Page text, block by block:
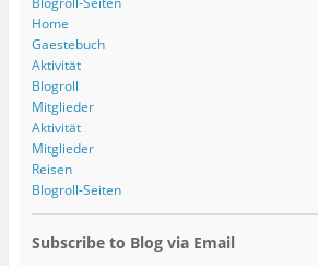
Home
Gaestebuch
Aktivität
Blogroll
Mitglieder
Aktivität
Mitglieder
Reisen
Blogroll-Seiten
Subscribe to Blog via Email